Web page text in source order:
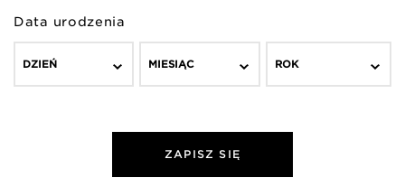
Data urodzenia
DZIEŃ MIESIĄC ROK
ZAPISZ SIĘ